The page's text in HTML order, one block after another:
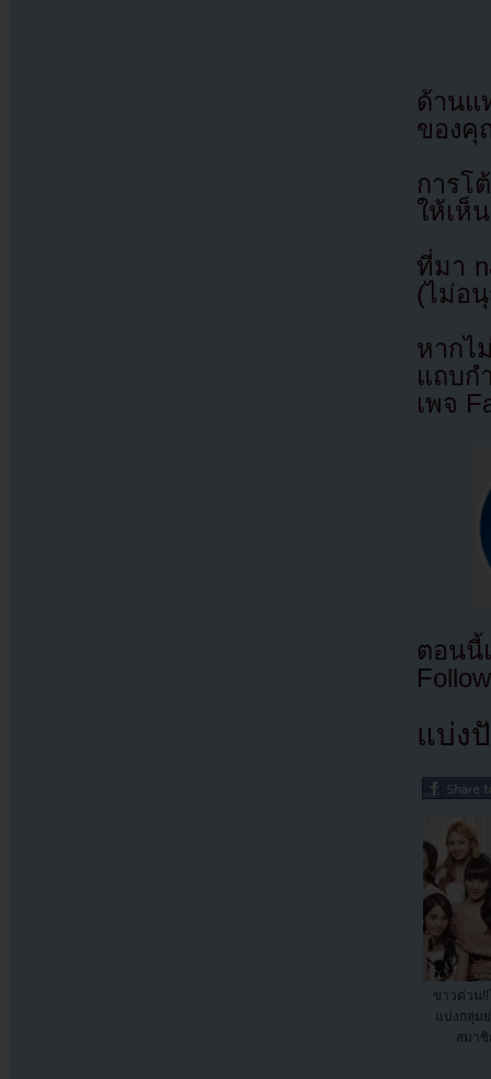
ด้านแ
ของคุ
การโ
ให้เห็
ที่มา
(ไม่อ
หากไ
แถบก
เพจ
ตอนนี้
แบ่ง
ข่าวด่วน
แบ่งกลุ่ม
สมาชิ